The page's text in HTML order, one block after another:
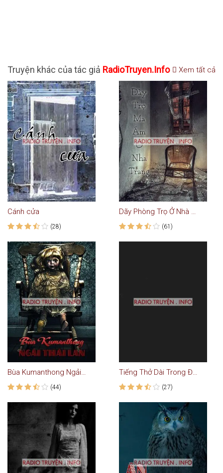
Truyện khác của tác giả RadioTruyen.Info Xem tất cả
Cánh cửa
(28)
Dãy Phòng Trọ Ở Nhà Trang
(61)
Bùa Kumanthong Ngải Thái Lan
(44)
Tiếng Thở Dài Trong Đêm
(27)